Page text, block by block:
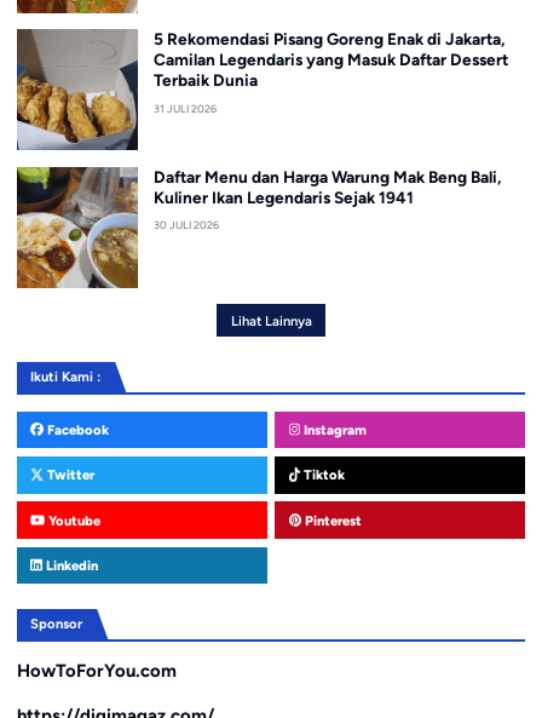
5 Rekomendasi Pisang Goreng Enak di Jakarta,
Camilan Legendaris yang Masuk Daftar Dessert
Terbaik Dunia
31 JULI 2026
Daftar Menu dan Harga Warung Mak Beng Bali,
Kuliner Ikan Legendaris Sejak 1941
30 JULI 2026
Lihat Lainnya
Ikuti Kami :
Facebook Instagram
Twitter Tiktok
Youtube Pinterest
Linkedin
Sponsor
HowToForYou.com